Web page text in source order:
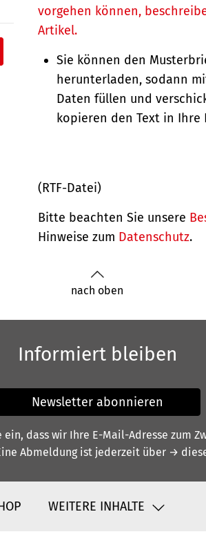
vorgehen können,
Artikel.
Sie können den
herunterladen, sodann
Daten füllen und
kopieren den Text in Ihre
(RTF-Datei)
Bitte beachten Sie unsere
Hinweise zum Datenschutz.
nach oben
Informiert bleiben
Newsletter abonnieren
dass wir Ihre E-Mail-Adresse zum
Abmeldung ist jederzeit über →
WEITERE INHALTE